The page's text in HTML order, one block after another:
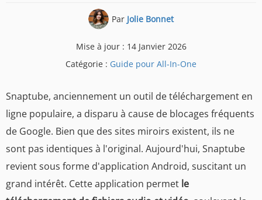
Par Jolie Bonnet
Mise à jour : 14 Janvier 2026
Catégorie : Guide pour All-In-One
Snaptube, anciennement un outil de téléchargement en
ligne populaire, a disparu à cause de blocages fréquents
de Google. Bien que des sites miroirs existent, ils ne
sont pas identiques à l'original. Aujourd'hui, Snaptube
revient sous forme d'application Android, suscitant un
grand intérêt. Cette application permet le